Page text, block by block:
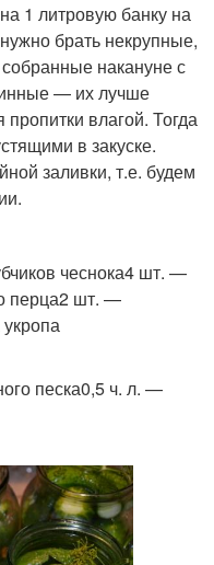
1 литровую банку на
брать некрупные,
накануне с
— их лучше
влагой. Тогда
в закуске.
заливки, т.е. будем
чеснока4 шт. —
перца2 шт. —
песка0,5 ч. л. —